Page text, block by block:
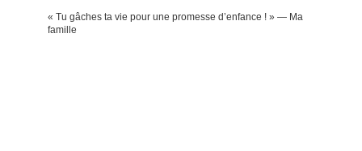
« Tu gâches ta vie pour une promesse d’enfance ! » — Ma
famille